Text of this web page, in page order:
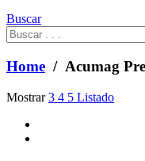
Buscar
What
are
you
looking
Home / Acumag
Mostrar3 4 5 Listado